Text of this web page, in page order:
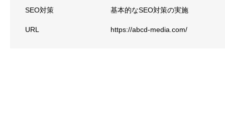
SEO対策 基本的なSEO対策の実施
URL https://abcd-media.com/